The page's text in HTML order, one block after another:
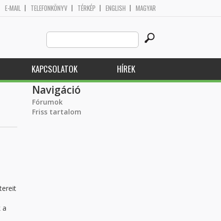
E-MAIL TELEFONKÖNYV TÉRKÉP ENGLISH MAGYAR
Search
this
site
KAPCSOLATOK HÍREK
a
Navigáció
Fórumok
Friss tartalom